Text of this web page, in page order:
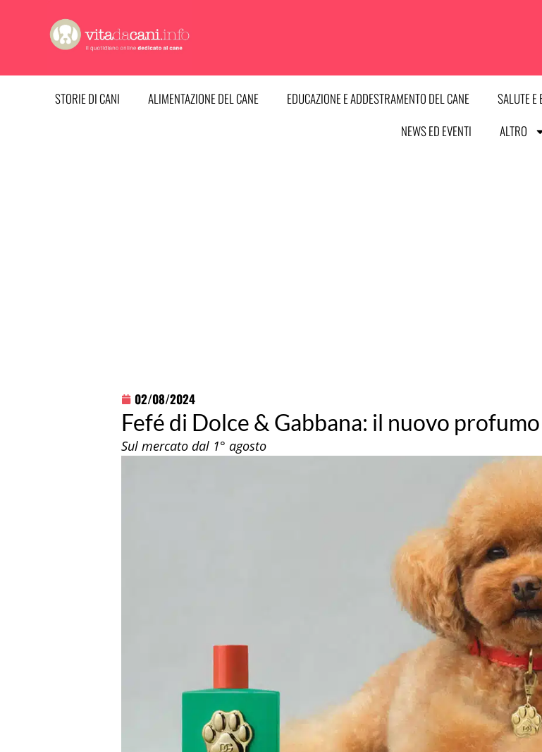
contenuto
STORIE DI CANI ALIMENTAZIONE DEL CANE EDUCAZIONE E ADDESTRAMENTO DEL CANE SALUTE E
NEWS ED EVENTI
ALTRO
02/08/2024
Fefé di Dolce & Gabbana: il nuovo
Sul mercato dal 1° agosto